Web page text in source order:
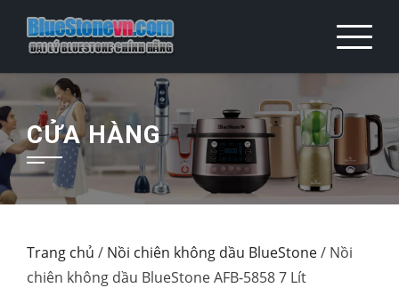
CỬA HÀNG
Trang chủ / Nồi chiên không dầu BlueStone/ Nồi
chiên không dầu BlueStone AFB-5858 7 Lít